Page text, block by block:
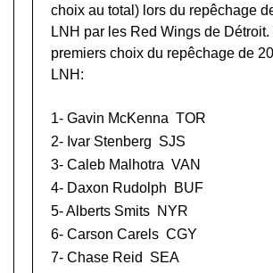
choix au total) lors du repêchage
LNH par les Red Wings de
premiers choix du repêchage de
LNH:
1- Gavin McKenna TOR
2- Ivar Stenberg SJS
3- Caleb Malhotra VAN
4- Daxon Rudolph
BUF
5-Alberts Smits NYR
6- Carson Carels CGY
7- Chase Reid SEA